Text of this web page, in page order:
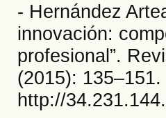
- Hernández
innovación:
profesional”.
(2015): 135–151.
http://